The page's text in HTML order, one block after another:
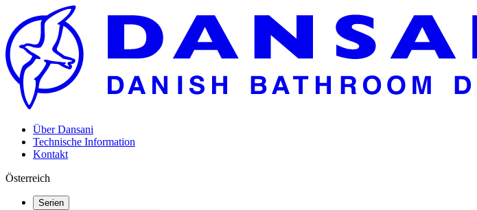
Über Dansani
Technische Information
Kontakt
Österreich
Serien